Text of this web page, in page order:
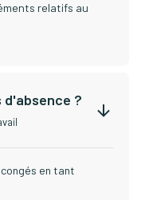
relatifs au
d'absence ?
en tant